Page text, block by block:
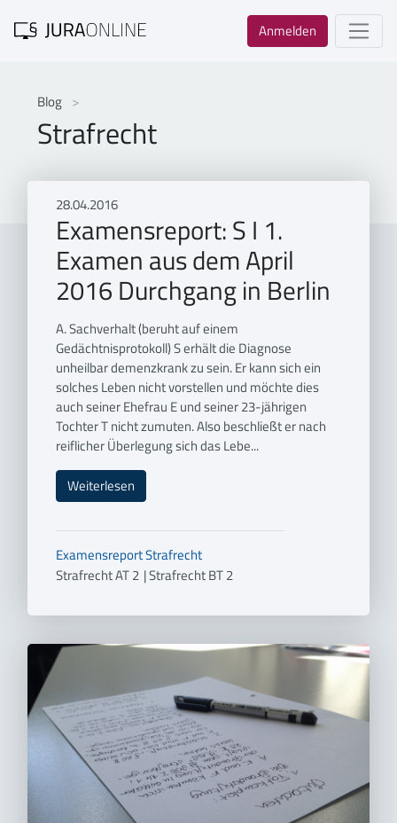
Anmelden
Blog
Strafrecht
28.04.2016
Examensreport: S I 1.
Examen aus dem April
2016 Durchgang in Berlin
A. Sachverhalt (beruht auf einem
Gedächtnisprotokoll) S erhält die Diagnose
unheilbar demenzkrank zu sein. Er kann sich ein
solches Leben nicht vorstellen und möchte dies
auch seiner Ehefrau E und seiner 23-jährigen
Tochter T nicht zumuten. Also beschließt er nach
reiflicher Überlegung sich das Lebe...
Weiterlesen
ExamensreportStrafrecht
Strafrecht AT 2 |Strafrecht BT 2